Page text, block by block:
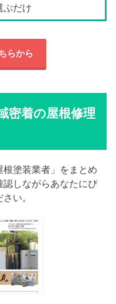
ぶだけ
らから
密着の屋根修理
塗装業者」をまとめ
認しながらあなたにぴ
い。